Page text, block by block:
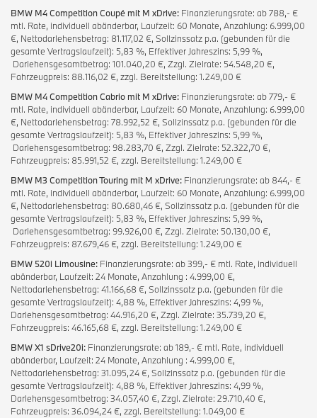
BMW M4 Competition Coupé mit M xDrive: Finanzierungsrate: ab 788,- €
mtl. Rate, individuell abänderbar, Laufzeit: 60 Monate, Anzahlung: 6.999,00
€, Nettodarlehensbetrag: 81.117,02 €, Sollzinssatz p.a. (gebunden für die
gesamte Vertragslaufzeit): 5,83 %, Effektiver Jahreszins: 5,99 %,
Darlehensgesamtbetrag: 101.040,20 €, Zzgl. Zielrate: 54.548,20 €,
Fahrzeugpreis: 88.116,02 €, zzgl. Bereitstellung: 1.249,00 €
BMW M4 Competition Cabrio mit M xDrive: Finanzierungsrate: ab 779,- €
mtl. Rate, individuell abänderbar, Laufzeit: 60 Monate, Anzahlung: 6.999,00
€, Nettodarlehensbetrag: 78.992,52 €, Sollzinssatz p.a. (gebunden für die
gesamte Vertragslaufzeit): 5,83 %, Effektiver Jahreszins: 5,99 %,
Darlehensgesamtbetrag: 98.283,70 €, Zzgl. Zielrate: 52.322,70 €,
Fahrzeugpreis: 85.991,52 €, zzgl. Bereitstellung: 1.249,00 €
BMW M3 Competition Touring mit M xDrive: Finanzierungsrate: ab 844,- €
mtl. Rate, individuell abänderbar, Laufzeit: 60 Monate, Anzahlung: 6.999,00
€, Nettodarlehensbetrag: 80.680,46 €, Sollzinssatz p.a. (gebunden für die
gesamte Vertragslaufzeit): 5,83 %, Effektiver Jahreszins: 5,99 %,
Darlehensgesamtbetrag: 99.926,00 €, Zzgl. Zielrate: 50.130,00 €,
Fahrzeugpreis: 87.679,46 €, zzgl. Bereitstellung: 1.249,00 €
BMW 520i Limousine: Finanzierungsrate: ab 399,- € mtl. Rate, individuell
abänderbar, Laufzeit: 24 Monate, Anzahlung : 4.999,00 €,
Nettodarlehensbetrag: 41.166,68 €, Sollzinssatz p.a. (gebunden für die
gesamte Vertragslaufzeit): 4,88 %, Effektiver Jahreszins: 4,99 %,
Darlehensgesamtbetrag: 44.916,20 €, Zzgl. Zielrate: 35.739,20 €,
Fahrzeugpreis: 46.165,68 €, zzgl. Bereitstellung: 1.249,00 €
BMW X1 sDrive20i: Finanzierungsrate: ab 189,- € mtl. Rate, individuell
abänderbar, Laufzeit: 24 Monate, Anzahlung : 4.999,00 €,
Nettodarlehensbetrag: 31.095,24 €, Sollzinssatz p.a. (gebunden für die
gesamte Vertragslaufzeit): 4,88 %, Effektiver Jahreszins: 4,99 %,
Darlehensgesamtbetrag: 34.057,40 €, Zzgl. Zielrate: 29.710,40 €,
Fahrzeugpreis: 36.094,24 €, zzgl. Bereitstellung: 1.049,00 €